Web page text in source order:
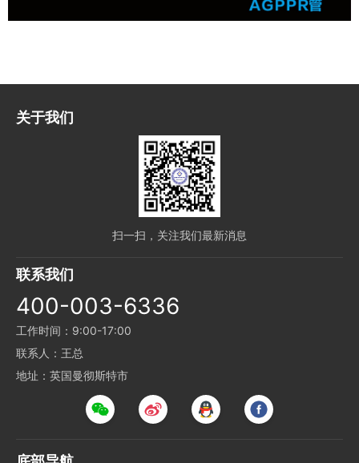
关于我们
扫一扫，关注我们最新消息
联系我们
400-003-6336
工作时间：9:00-17:00
联系人：王总
地址：英国曼彻斯特市